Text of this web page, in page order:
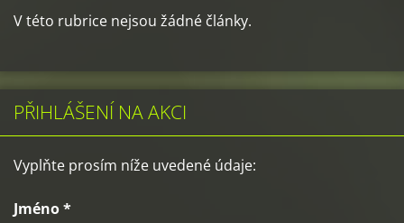
V této rubrice nejsou žádné články.
PŘIHLÁŠENÍ NA AKCI
Vyplňte prosím níže uvedené údaje:
Jméno *